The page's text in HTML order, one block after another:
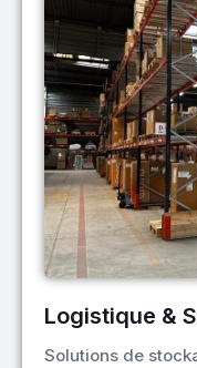
Logistique &
Solutions de